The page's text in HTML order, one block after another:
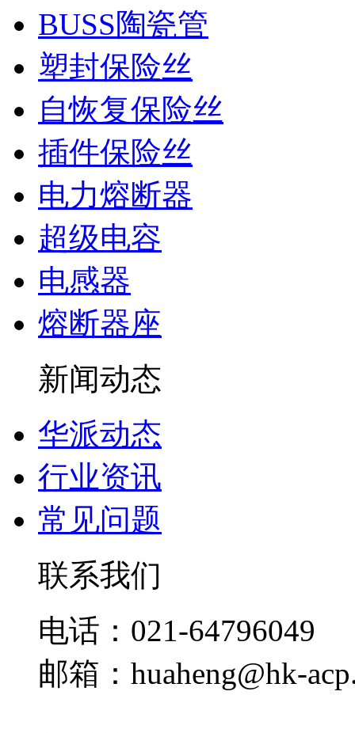
BUSS陶瓷管
塑封保险丝
自恢复保险丝
插件保险丝
电力熔断器
超级电容
电感器
熔断器座
新闻动态
华派动态
行业资讯
常见问题
联系我们
电话：021-64796049
邮箱：huaheng@hk-